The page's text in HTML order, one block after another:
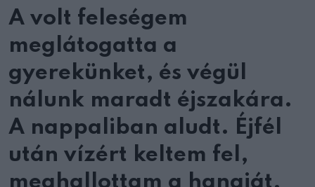
A volt feleségem
meglátogatta a
gyerekünket, és végül
nálunk maradt éjszakára.
A nappaliban aludt. Éjfél
után vízért keltem fel,
meghallottam a hangját,